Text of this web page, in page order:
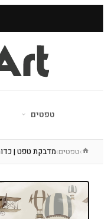
טפטים
›טפטים›מדבקת טפט |